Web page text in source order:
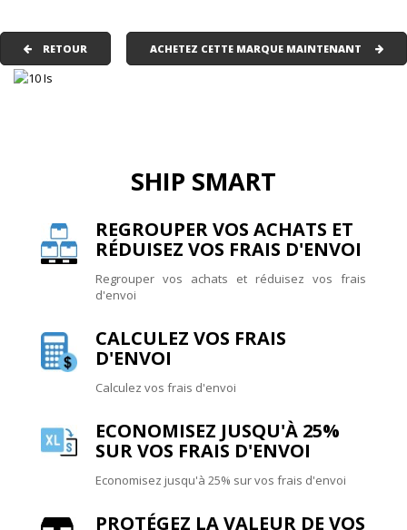
RETOUR ACHETEZ CETTE MARQUE MAINTENANT
SHIP SMART
REGROUPER VOS ACHATS ET
RÉDUISEZ VOS FRAIS D'ENVOI
Regrouper vos achats et réduisez vos frais
d'envoi
CALCULEZ VOS FRAIS
D'ENVOI
Calculez vos frais d'envoi
ECONOMISEZ JUSQU'À 25%
SUR VOS FRAIS D'ENVOI
Economisez jusqu'à 25% sur vos frais d'envoi
PROTÉGEZ LA VALEUR DE VOS